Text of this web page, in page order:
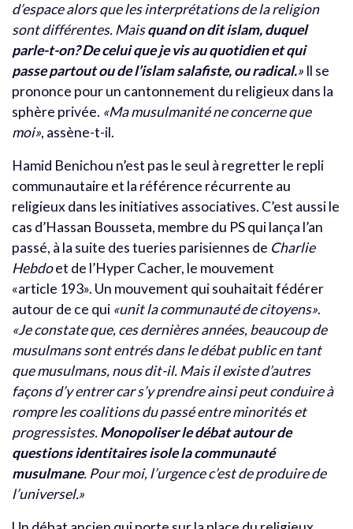
d’espace alors que les interprétations de la religion
sont différentes. Maisquand on dit islam, duquel
parle-t-on? De celui que je vis au quotidien et qui
passe partout ou de l’islam salafiste, ou radical.» Il se
prononce pour un cantonnement du religieux dans la
sphère privée. «Ma musulmanité ne concerne que
moi», assène-t-il.
Hamid Benichou n’est pas le seul à regretter le repli
communautaire et la référence récurrente au
religieux dans les initiatives associatives. C’est aussi le
cas d’Hassan Bousseta, membre du PS qui lança l’an
passé, à la suite des tueries parisiennes de Charlie
Hebdoet de l’Hyper Cacher, le mouvement
«article 193». Un mouvement qui souhaitait fédérer
autour de ce qui «unit la communauté de citoyens».
«Je constate que, ces dernières années, beaucoup de
musulmans sont entrés dans le débat public en tant
que musulmans, nous dit-il. Mais il existe d’autres
façons d’y entrer car s’y prendre ainsi peut conduire à
rompre les coalitions du passé entre minorités et
progressistes.Monopoliser le débat autour de
questions identitaires isole la communauté
musulmane. Pour moi, l’urgence c’est de produire de
l’universel.»